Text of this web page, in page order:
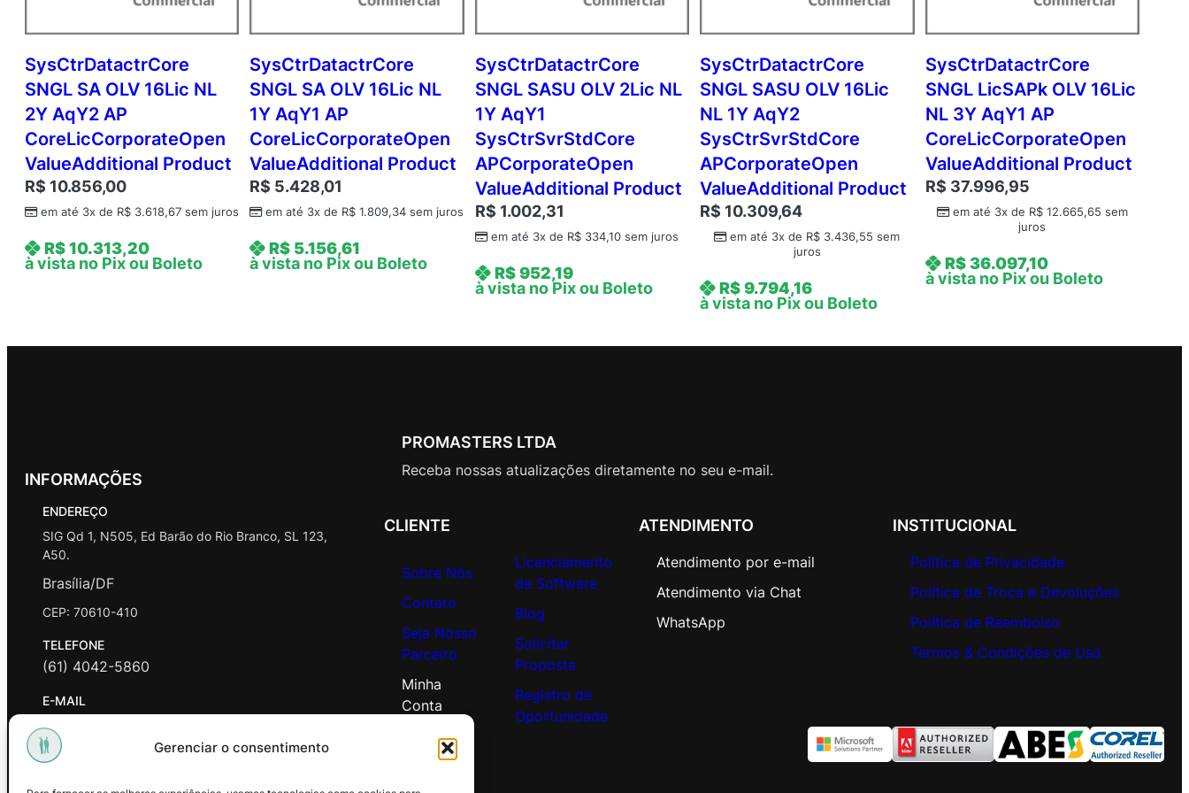
Gerenciar o consentimento
c
N
L
2
Y
A
q
Y
2
S
s
C
t
d
SysCtrDatactrCore
SNGL SA OLV 16Lic NL
2Y AqY2 AP
CoreLicCorporateOpen
ValueAdditional Product
R$ 10.856,00
em até 3x de R$ 3.618,67 sem juros
R$10.313,20
à vista no Pix ou Boleto
SysCtrDatactrCore
SNGL SA OLV 16Lic NL
1Y AqY1 AP
CoreLicCorporateOpen
ValueAdditional Product
R$ 5.428,01
em até 3x de R$ 1.809,34 sem juros
R$ 5.156,61
à vista no Pix ou Boleto
SysCtrDatactrCore
SNGL SASU OLV 2Lic NL
1Y AqY1
SysCtrSvrStdCore
APCorporateOpen
ValueAdditional Product
R$ 1.002,31
em até 3x de R$334,10sem juros
R$952,19
à vista no Pix ou Boleto
SysCtrDatactrCore
SNGL SASU OLV 16Lic
NL 1Y AqY2
SysCtrSvrStdCore
APCorporateOpen
ValueAdditional Product
R$ 10.309,64
em até 3x de R$ 3.436,55 sem
juros
R$9.794,16
à vista no Pix ou Boleto
SysCtrDatactrCore
SNGL LicSAPk OLV 16Lic
NL 3Y AqY1 AP
CoreLicCorporateOpen
ValueAdditional Product
R$ 37.996,95
em até 3x de R$12.665,65 sem
juros
R$36.097,10
à vista no Pix ou Boleto
INFORMAÇÕES
ENDEREÇO
SIG Qd 1, N505, Ed Barão do Rio Branco, SL 123,
A50.
Brasília/DF
CEP: 70610-410
TELEFONE
(61) 4042-5860
E-MAIL
contato@promasters.net.br
HORÁRIO DE ATENDIMENTO
PROMASTERS LTDA
Receba nossas atualizações diretamente no seu e-mail.
CLIENTE
Sobre Nós
Contato
Seja Nosso
Parceiro
Minha
Conta
Licenciamento
de Software
Blog
Solicitar
Proposta
Registro de
Oportunidade
ATENDIMENTO
Atendimento por e-mail
Atendimento via Chat
WhatsApp
INSTITUCIONAL
Política de Privacidade
Política de Troca e Devoluções
Política de Reembolso
Termos & Condições de Uso